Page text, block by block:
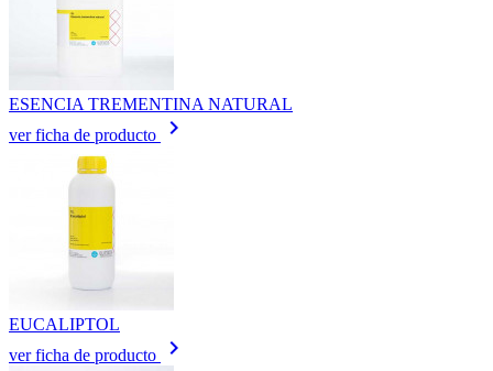
ESENCIA TREMENTINA NATURAL
ver ficha de producto
keyboard_arrow_right
EUCALIPTOL
ver ficha de producto
keyboard_arrow_right